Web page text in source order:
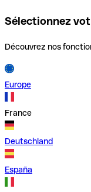
Sélectionnez
Découvrez nos
Europe
France
Deutschland
España